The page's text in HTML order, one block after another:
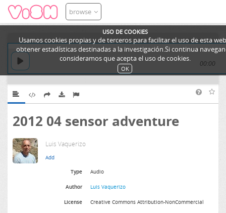
USO DE COOKIES
Usamos cookies propias y de terceros para facilitar el uso de esta
obtener estadísticas destinadas a la investigación.Si continua
consideramos que acepta el uso de cookies.
OK
browse
00:00
2012 04 sensor adventure
Luis Vaquerizo
Type Audio
Author Luis Vaquerizo
License Creative Commons Attribution-NonCommercial